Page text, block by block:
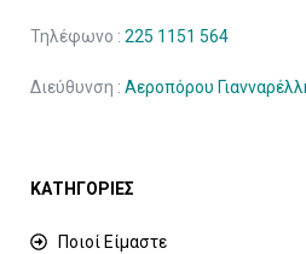
Τηλέφωνο : 225 1151 564
Διεύθυνση : Αεροπόρου
ΚΑΤΗΓΟΡΙΕΣ
Ποιοί Είμαστε